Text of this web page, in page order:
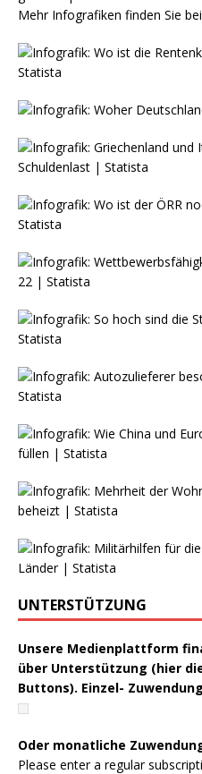
Mehr Infografiken finden Sie bei
UNTERSTÜTZUNG
Unsere Medienplattform
über Unterstützung (hier
Buttons). Einzel-
Oder monatliche
Please enter a regular